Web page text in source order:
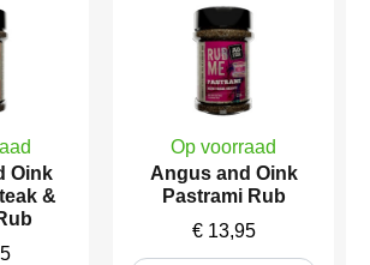
Oink
&
Op voorraad
Angus and Oink
Pastrami Rub
€13,95